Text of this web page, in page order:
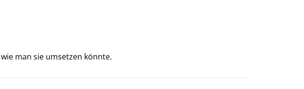
man sie umsetzen könnte.